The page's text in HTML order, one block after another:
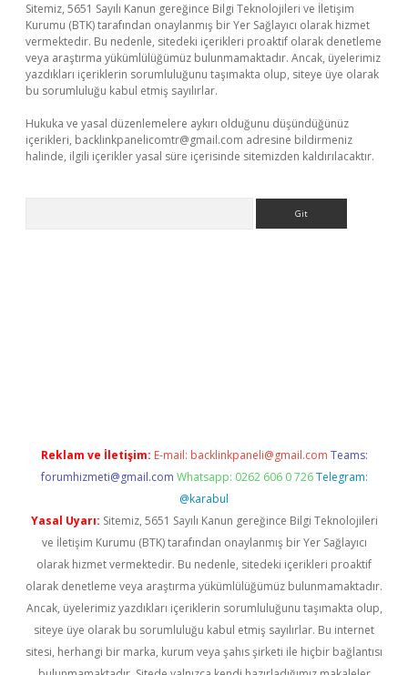
Sitemiz, 5651 Sayılı Kanun gereğince Bilgi Teknolojileri ve İletişim
Kurumu (BTK) tarafından onaylanmış bir Yer Sağlayıcı olarak hizmet
vermektedir. Bu nedenle, sitedeki içerikleri proaktif olarak denetleme
veya araştırma yükümlülüğümüz bulunmamaktadır. Ancak, üyelerimiz
yazdıkları içeriklerin sorumluluğunu taşımakta olup, siteye üye olarak
bu sorumluluğu kabul etmiş sayılırlar.
Hukuka ve yasal düzenlemelere aykırı olduğunu düşündüğünüz
içerikleri, backlinkpanelicomtr@gmail.com adresine bildirmeniz
halinde, ilgili içerikler yasal süre içerisinde sitemizden kaldırılacaktır.
Reklam ve İletişim: E-mail: backlinkpaneli@gmail.com Teams:
forumhizmeti@gmail.com Whatsapp: 0262 606 0 726 Telegram:
@karabul
Yasal Uyarı: Sitemiz, 5651 Sayılı Kanun gereğince Bilgi Teknolojileri
ve İletişim Kurumu (BTK) tarafından onaylanmış bir Yer Sağlayıcı
olarak hizmet vermektedir. Bu nedenle, sitedeki içerikleri proaktif
olarak denetleme veya araştırma yükümlülüğümüz bulunmamaktadır.
Ancak, üyelerimiz yazdıkları içeriklerin sorumluluğunu taşımakta olup,
siteye üye olarak bu sorumluluğu kabul etmiş sayılırlar. Bu internet
sitesi, herhangi bir marka, kurum veya şahıs şirketi ile hiçbir bağlantısı